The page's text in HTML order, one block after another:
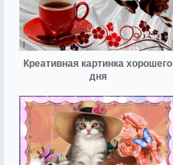
Креативная картинка хорошего
дня